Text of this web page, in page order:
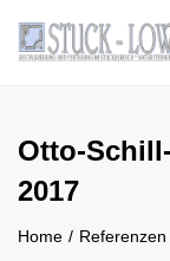
Otto-
2017
Home Referenzen